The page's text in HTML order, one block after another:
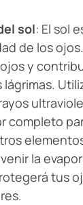
sol: El sol
de los
y
completo
la
tus